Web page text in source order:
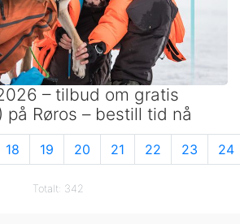
– tilbud om gratis
på Røros – bestill tid nå
18 19 20 21 22 23 24
Totalt: 342